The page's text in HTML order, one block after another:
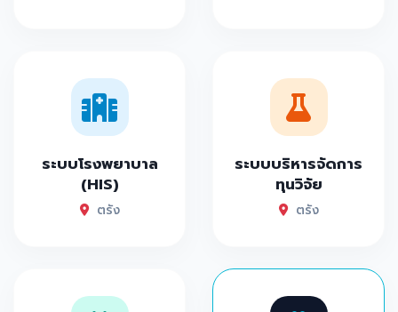
ระบบโรงพยาบาล
(HIS)
ตรัง
ระบบบริหารจัดการ
ทุนวิจัย
ตรัง